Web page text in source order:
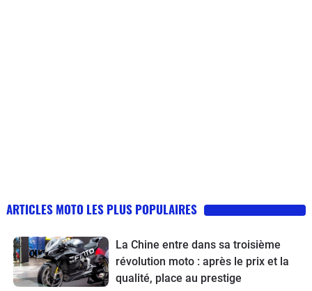
ARTICLES MOTO LES PLUS POPULAIRES
La Chine entre dans sa troisième
révolution moto : après le prix et la
qualité, place au prestige